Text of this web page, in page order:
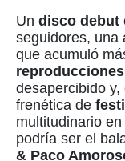
Un disco debut
seguidores, una
que acumuló
reproducciones
desapercibido
frenética de
multitudinario en
podría ser el
& Paco